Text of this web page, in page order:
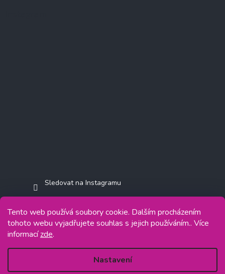
Tento web používá soubory cookie. Dalším procházením
tohoto webu vyjadřujete souhlas s jejich používáním.. Více
informacízde.
Nastavení
Sledovat na Instagramu
Copyright 2026
Grafický návrh vytvořil a na Shoptet implementoval